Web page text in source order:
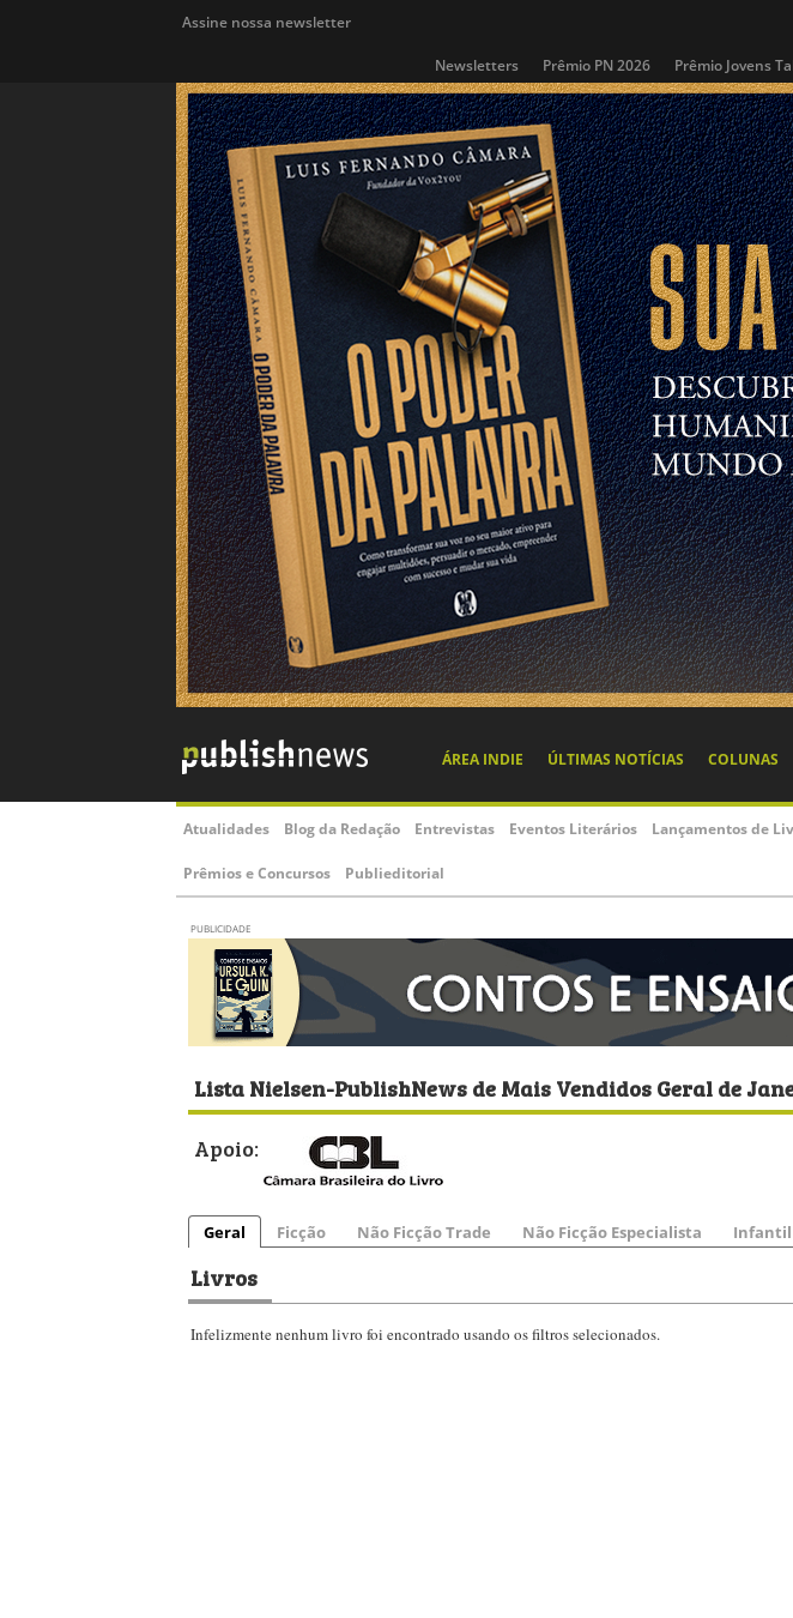
Assine nossa newsletter
Newsletters Prêmio PN 2026 Prêmio Jovens
ÁREA INDIE ÚLTIMAS NOTÍCIAS COLUNAS
Atualidades Blog da Redação Entrevistas Eventos Literários Lançamentos de
Prêmios e Concursos Publieditorial
PUBLICIDADE
Lista Nielsen-PublishNews de Mais Vendidos Geral de
Apoio:
Geral Ficção Não Ficção Trade Não Ficção Especialista Infantil
Livros
Infelizmente nenhum livro foi encontrado usando os filtros selecionados.